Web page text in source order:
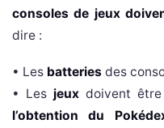
consoles de jeux
dire :
• Les batteries des
• Les jeux doivent être
l’obtention du